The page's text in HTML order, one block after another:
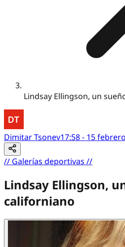
Lindsay Ellingson, un
Dimitar Tsonev17:58 - 15
// Galerías deportivas //
Lindsay Ellingson,
californiano